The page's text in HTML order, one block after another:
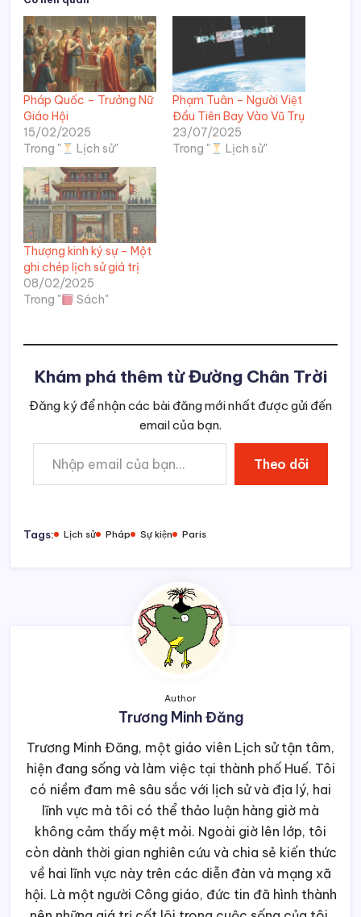
Pháp Quốc – Trưởng Nữ
Giáo Hội
15/02/2025
Trong "
Lịch sử"
Phạm Tuân – Người Việt
Đầu Tiên Bay Vào Vũ Trụ
23/07/2025
Trong "
Lịch sử"
Thượng kinh ký sự – Một
ghi chép lịch sử giá trị
08/02/2025
Trong "
Sách"
Khám phá thêm từ Đường Chân Trời
Đăng ký để nhận các bài đăng mới nhất được gửi đến
email của bạn.
Nhập email của bạn…
Theo dõi
Tags: Lịch sử Pháp Sự kiện Paris
Author
Trương Minh Đăng
Trương Minh Đăng, một giáo viên Lịch sử tận tâm,
hiện đang sống và làm việc tại thành phố Huế. Tôi
có niềm đam mê sâu sắc với lịch sử và địa lý, hai
lĩnh vực mà tôi có thể thảo luận hàng giờ mà
không cảm thấy mệt mỏi. Ngoài giờ lên lớp, tôi
còn dành thời gian nghiên cứu và chia sẻ kiến thức
về hai lĩnh vực này trên các diễn đàn và mạng xã
hội. Là một người Công giáo, đức tin đã hình thành